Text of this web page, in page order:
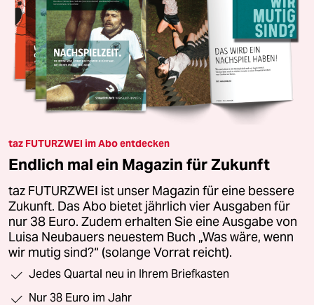
taz FUTURZWEI im Abo entdecken
Endlich mal ein Magazin für Zukunft
taz FUTURZWEI ist unser Magazin für eine bessere
Zukunft. Das Abo bietet jährlich vier Ausgaben für
nur 38 Euro. Zudem erhalten Sie eine Ausgabe von
Luisa Neubauers neuestem Buch „Was wäre, wenn
wir mutig sind?“ (solange Vorrat reicht).
Jedes Quartal neu in Ihrem Briefkasten
Nur 38 Euro im Jahr